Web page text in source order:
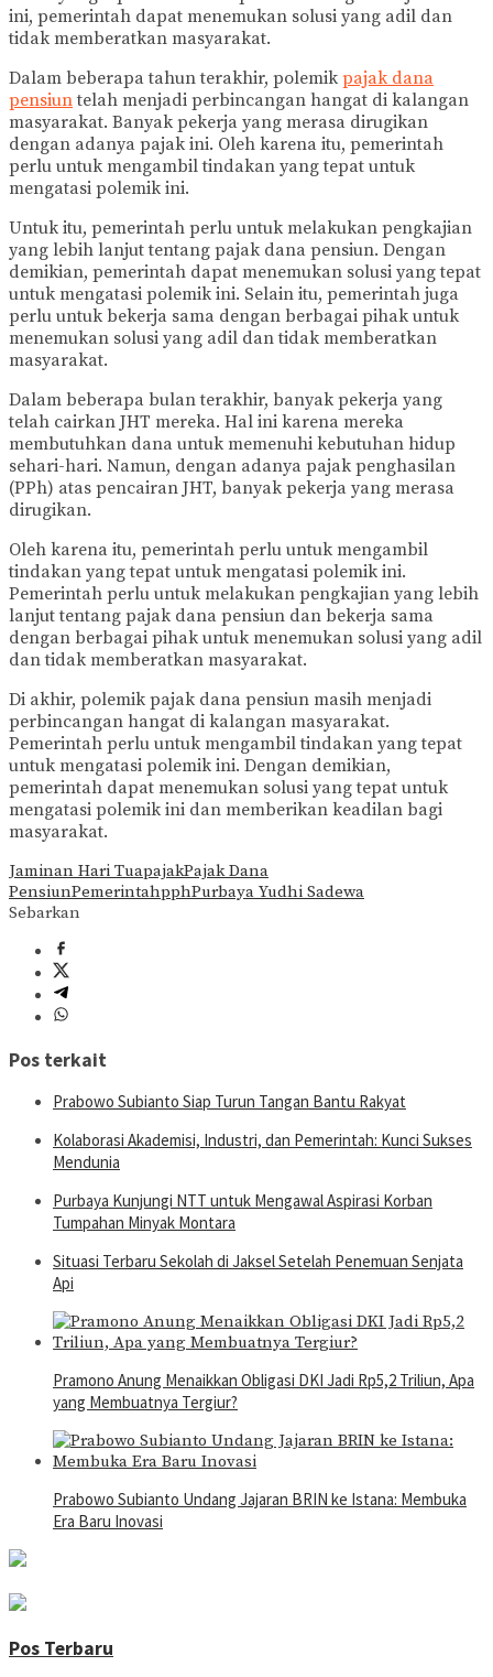
ini, pemerintah dapat menemukan solusi yang adil dan
tidak memberatkan masyarakat.
Dalam beberapa tahun terakhir, polemik pajak dana
pensiuntelah menjadi perbincangan hangat di kalangan
masyarakat. Banyak pekerja yang merasa dirugikan
dengan adanya pajak ini. Oleh karena itu, pemerintah
perlu untuk mengambil tindakan yang tepat untuk
mengatasi polemik ini.
Untuk itu, pemerintah perlu untuk melakukan pengkajian
yang lebih lanjut tentang pajak dana pensiun. Dengan
demikian, pemerintah dapat menemukan solusi yang tepat
untuk mengatasi polemik ini. Selain itu, pemerintah juga
perlu untuk bekerja sama dengan berbagai pihak untuk
menemukan solusi yang adil dan tidak memberatkan
masyarakat.
Dalam beberapa bulan terakhir, banyak pekerja yang
telah cairkan JHT mereka. Hal ini karena mereka
membutuhkan dana untuk memenuhi kebutuhan hidup
sehari-hari. Namun, dengan adanya pajak penghasilan
(PPh) atas pencairan JHT, banyak pekerja yang merasa
dirugikan.
Oleh karena itu, pemerintah perlu untuk mengambil
tindakan yang tepat untuk mengatasi polemik ini.
Pemerintah perlu untuk melakukan pengkajian yang lebih
lanjut tentang pajak dana pensiun dan bekerja sama
dengan berbagai pihak untuk menemukan solusi yang adil
dan tidak memberatkan masyarakat.
Di akhir, polemik pajak dana pensiun masih menjadi
perbincangan hangat di kalangan masyarakat.
Pemerintah perlu untuk mengambil tindakan yang tepat
untuk mengatasi polemik ini. Dengan demikian,
pemerintah dapat menemukan solusi yang tepat untuk
mengatasi polemik ini dan memberikan keadilan bagi
masyarakat.
Jaminan Hari TuapajakPajak Dana
PensiunPemerintahpphPurbaya Yudhi Sadewa
Sebarkan
Pos terkait
Prabowo Subianto Siap Turun Tangan Bantu Rakyat
Kolaborasi Akademisi, Industri, dan Pemerintah: Kunci Sukses
Mendunia
Purbaya Kunjungi NTT untuk Mengawal Aspirasi Korban
Tumpahan Minyak Montara
Situasi Terbaru Sekolah di Jaksel Setelah Penemuan Senjata
Api
Pramono Anung Menaikkan Obligasi DKI Jadi Rp5,2 Triliun, Apa
yang Membuatnya Tergiur?
Prabowo Subianto Undang Jajaran BRIN ke Istana: Membuka
Era Baru Inovasi
Pos Terbaru